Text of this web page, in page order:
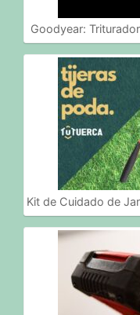
Goodyear:
Kit de Cuidado de